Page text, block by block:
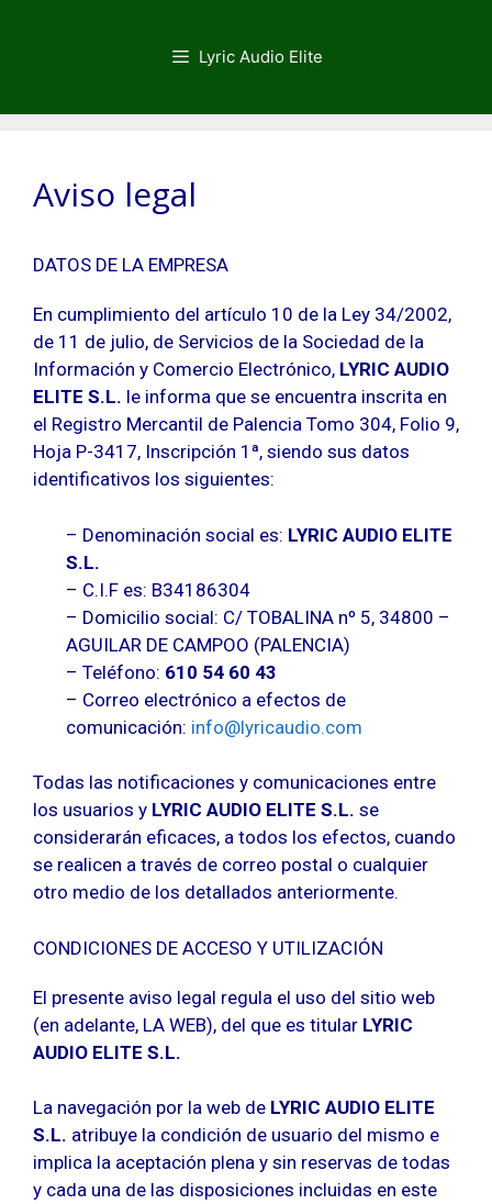
Lyric Audio Elite
Aviso legal
DATOS DE LA EMPRESA
En cumplimiento del artículo 10 de la Ley 34/2002,
de 11 de julio, de Servicios de la Sociedad de la
Información y Comercio Electrónico, LYRIC AUDIO
ELITE S.L. le informa que se encuentra inscrita en
el Registro Mercantil de Palencia Tomo 304, Folio 9,
Hoja P-3417, Inscripción 1ª, siendo sus datos
identificativos los siguientes:
– Denominación social es: LYRIC AUDIO ELITE
S.L.
– C.I.F es: B34186304
– Domicilio social: C/ TOBALINA nº 5, 34800 –
AGUILAR DE CAMPOO (PALENCIA)
– Teléfono: 610 54 60 43
– Correo electrónico a efectos de
comunicación: info@lyricaudio.com
Todas las notificaciones y comunicaciones entre
los usuarios y LYRIC AUDIO ELITE S.L. se
considerarán eficaces, a todos los efectos, cuando
se realicen a través de correo postal o cualquier
otro medio de los detallados anteriormente.
CONDICIONES DE ACCESO Y UTILIZACIÓN
El presente aviso legal regula el uso del sitio web
(en adelante, LA WEB), del que es titular LYRIC
AUDIO ELITE S.L.
La navegación por la web de LYRIC AUDIO ELITE
S.L. atribuye la condición de usuario del mismo e
implica la aceptación plena y sin reservas de todas
y cada una de las disposiciones incluidas en este